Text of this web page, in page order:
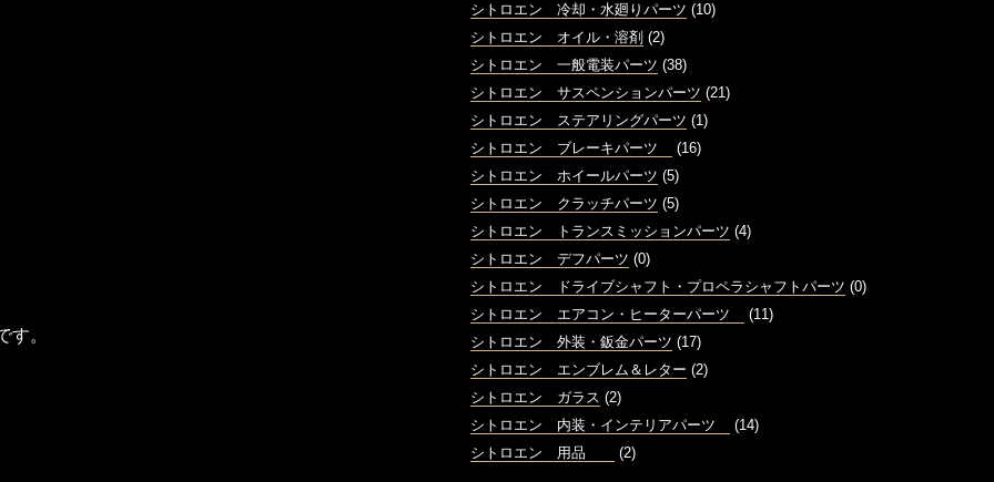
。
シトロエン 冷却・水廻りパーツ (10)
シトロエン オイル・溶剤 (2)
シトロエン 一般電装パーツ (38)
シトロエン サスペンションパーツ (21)
シトロエン ステアリングパーツ (1)
シトロエン ブレーキパーツ
(16)
シトロエン ホイールパーツ (5)
シトロエン クラッチパーツ (5)
シトロエン トランスミッションパーツ (4)
シトロエン デフパーツ (0)
シトロエン ドライブシャフト・プロペラシャフトパーツ (0)
シトロエン エアコン・ヒーターパーツ
(11)
シトロエン 外装・鈑金パーツ (17)
シトロエン エンブレム＆レター (2)
シトロエン ガラス (2)
シトロエン 内装・インテリアパーツ
(14)
シトロエン 用品
(2)